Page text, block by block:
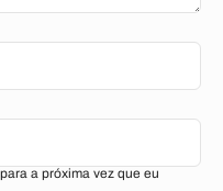
a próxima vez que eu